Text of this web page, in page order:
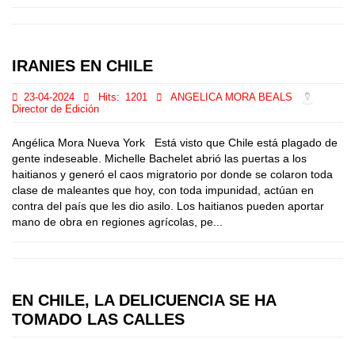
IRANIES EN CHILE
23-04-2024 Hits: 1201
ANGELICA MORA BEALS
Director de Edición
Angélica Mora Nueva York Está visto que Chile está plagado de
gente indeseable. Michelle Bachelet abrió las puertas a los
haitianos y generó el caos migratorio por donde se colaron toda
clase de maleantes que hoy, con toda impunidad, actúan en
contra del país que les dio asilo. Los haitianos pueden aportar
mano de obra en regiones agrícolas, pe...
EN CHILE, LA DELICUENCIA SE HA
TOMADO LAS CALLES